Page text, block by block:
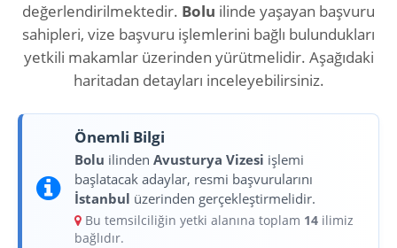
değerlendirilmektedir. Bolu ilinde yaşayan başvuru
sahipleri, vize başvuru işlemlerini bağlı bulundukları
yetkili makamlar üzerinden yürütmelidir. Aşağıdaki
haritadan detayları inceleyebilirsiniz.
Önemli Bilgi
Bolu ilinden Avusturya Vizesi işlemi
başlatacak adaylar, resmi başvurularını
İstanbul üzerinden gerçekleştirmelidir.
Bu temsilciliğin yetki alanına toplam 14 ilimiz
bağlıdır.